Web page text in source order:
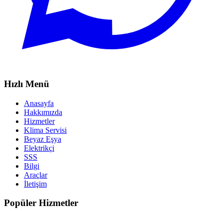
Hızlı Menü
Anasayfa
Hakkımızda
Hizmetler
Klima Servisi
Beyaz Eşya
Elektrikçi
SSS
Bilgi
Araçlar
İletişim
Popüler Hizmetler